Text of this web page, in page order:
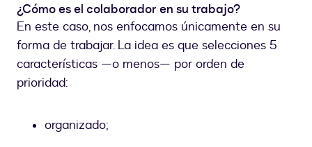
¿Cómo es el colaborador en su trabajo?
En este caso, nos enfocamos únicamente en su
forma de trabajar. La idea es que selecciones 5
características —o menos— por orden de
prioridad:
organizado;